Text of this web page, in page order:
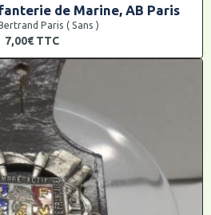
de Marine, AB Paris
Paris ( Sans )
7,00€ TTC